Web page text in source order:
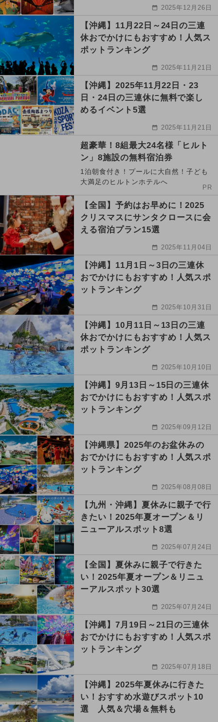
2025年12月26日
【沖縄】11月22日～24日の三連
休おでかけにもおすすめ！人気ス
ポットランキング
2025年11月21日
【沖縄】2025年11月22日・23
日・24日の三連休に無料で楽し
めるイベント5選
2025年11月21日
超豪華！8組最大24名様「ヒルト
ン」8施設の無料宿泊券
1泊朝食付き！プールに大自然！子ども
大満足のヒルトンホテルへ
PR
【全国】予約はお早めに！2025
クリスマスにサンタクロースに会
える宿泊プラン15選
2025年11月04日
【沖縄】11月1日～3日の三連休
おでかけにもおすすめ！人気スポ
ットランキング
2025年10月31日
【沖縄】10月11日～13日の三連
休おでかけにもおすすめ！人気ス
ポットランキング
2025年10月10日
【沖縄】9月13日～15日の三連休
おでかけにもおすすめ！人気スポ
ットランキング
2025年09月12日
【沖縄県】2025年のお盆休みの
おでかけにもおすすめ！人気スポ
ットランキング
2025年08月08日
【九州・沖縄】夏休みに親子で行
きたい！2025年夏オープン＆リ
ニューアルスポット8選
2025年07月24日
【全国】夏休みに親子で行きた
い！2025年夏オープン＆リニュ
ーアルスポット30選
2025年07月24日
【沖縄】7月19日～21日の三連休
おでかけにもおすすめ！人気スポ
ットランキング
2025年07月18日
【沖縄】2025年夏休みに行きた
い！おすすめ水遊びスポット10
選 人気＆穴場＆無料も